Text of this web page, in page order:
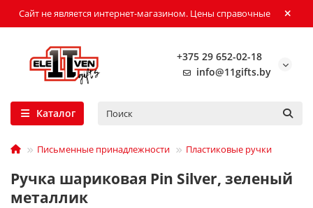
Сайт не является интернет-магазином. Цены справочные
+375 29 652-02-18
info@11gifts.by
Каталог
Письменные принадлежности Пластиковые ручки
Ручка шариковая Pin Silver, зеленый
металлик